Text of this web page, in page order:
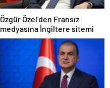
Özgür Özel’den Fransız
medyasına İngiltere sitemi